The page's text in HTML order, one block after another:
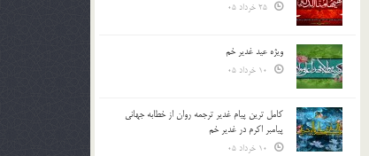
ویژه عید غدیر خم
کامل ترین پیام غدیر ترجمه روان از خطابه جهانی
پیامبر اکرم در غدیر خم